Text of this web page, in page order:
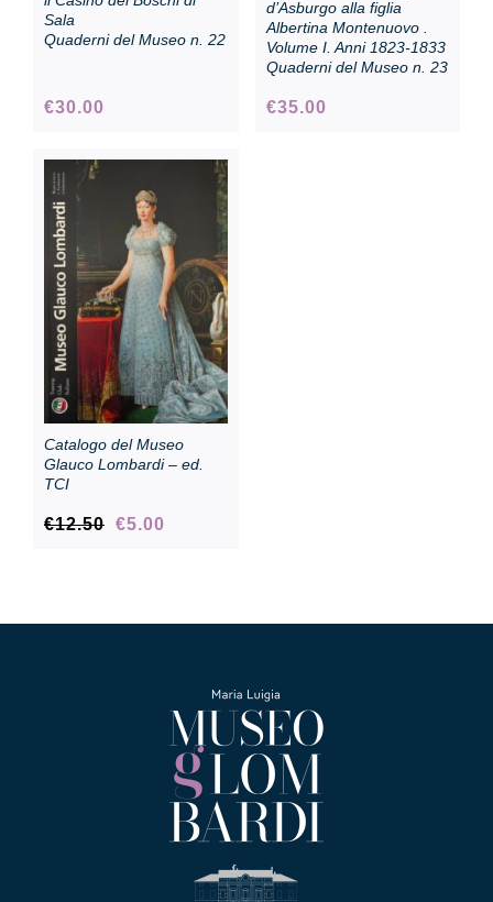
English
Sala
Quaderni del Museo n. 22
€30.00
d’Asburgo alla figlia
Albertina Montenuovo .
Volume I. Anni 1823-1833
Quaderni del Museo n. 23
€35.00
Catalogo del Museo
Glauco Lombardi – ed.
TCI
€12.50 Il
€12.50.
€5.00
€5.00.